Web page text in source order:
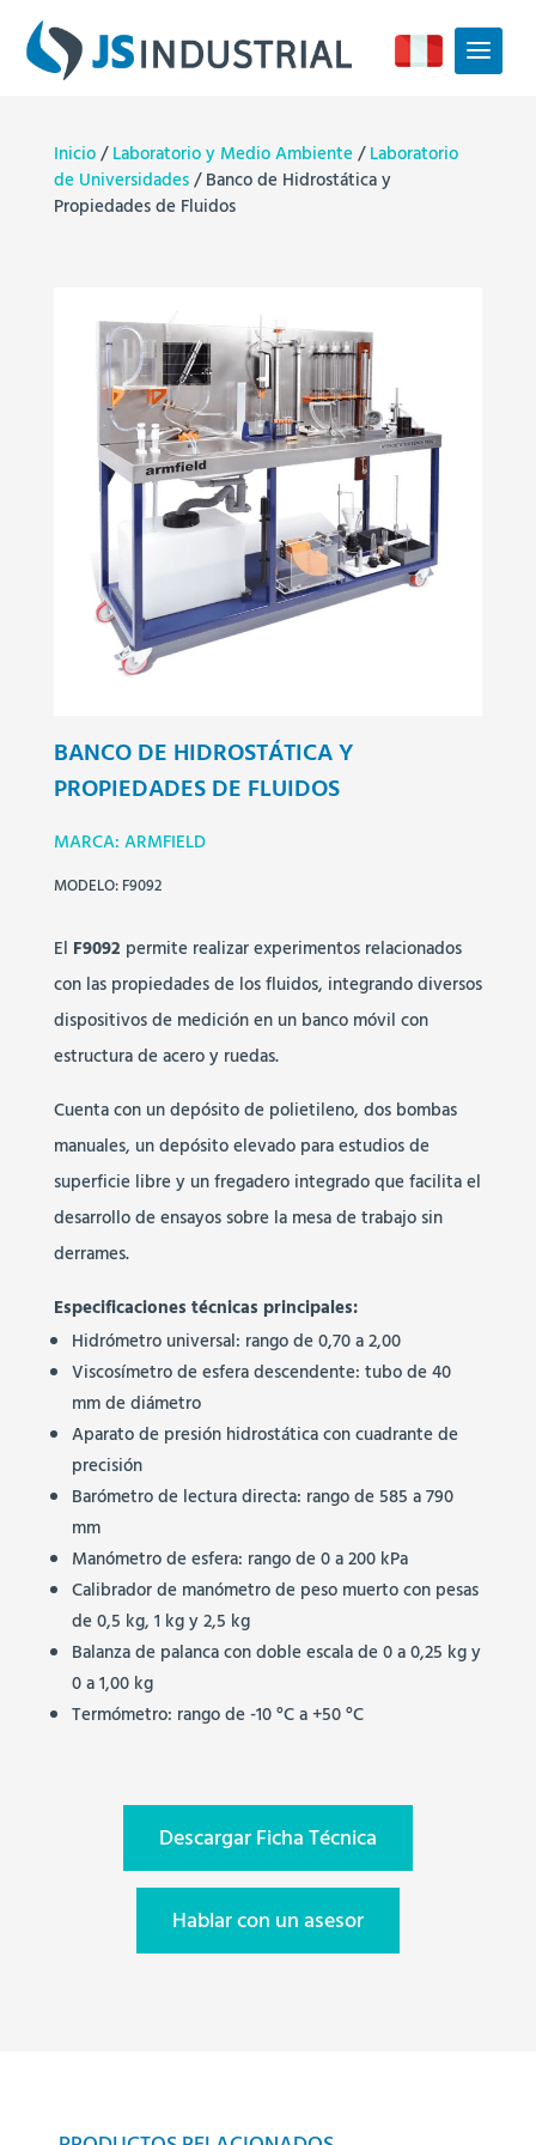
Inicio/Laboratorio y Medio Ambiente/Laboratorio
de Universidades/ Banco de Hidrostática y
Propiedades de Fluidos
BANCO DE HIDROSTÁTICA Y
PROPIEDADES DE FLUIDOS
MARCA: ARMFIELD
MODELO: F9092
El F9092 permite realizar experimentos relacionados
con las propiedades de los fluidos, integrando diversos
dispositivos de medición en un banco móvil con
estructura de acero y ruedas.
Cuenta con un depósito de polietileno, dos bombas
manuales, un depósito elevado para estudios de
superficie libre y un fregadero integrado que facilita el
desarrollo de ensayos sobre la mesa de trabajo sin
derrames.
Especificaciones técnicas principales:
Hidrómetro universal: rango de 0,70 a 2,00
Viscosímetro de esfera descendente: tubo de 40
mm de diámetro
Aparato de presión hidrostática con cuadrante de
precisión
Barómetro de lectura directa: rango de 585 a 790
mm
Manómetro de esfera: rango de 0 a 200 kPa
Calibrador de manómetro de peso muerto con pesas
de 0,5 kg, 1 kg y 2,5 kg
Balanza de palanca con doble escala de 0 a 0,25 kg y
0 a 1,00 kg
Termómetro: rango de -10 °C a +50 °C
Descargar Ficha Técnica
Hablar con un asesor